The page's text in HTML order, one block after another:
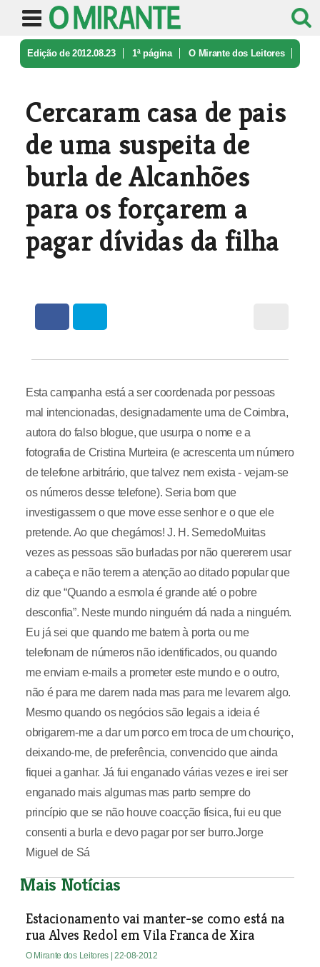
Edição de 2012.08.23 1ª página O Mirante dos Leitores
Cercaram casa de pais
de uma suspeita de
burla de Alcanhões
para os forçarem a
pagar dívidas da filha
Esta campanha está a ser coordenada por pessoas
mal intencionadas, designadamente uma de Coimbra,
autora do falso blogue, que usurpa o nome e a
fotografia de Cristina Murteira (e acrescenta um número
de telefone arbitrário, que talvez nem exista - vejam-se
os números desse telefone). Seria bom que
investigassem o que move esse senhor e o que ele
pretende. Ao que chegámos! J. H. SemedoMuitas
vezes as pessoas são burladas por não quererem usar
a cabeça e não terem a atenção ao ditado popular que
diz que “Quando a esmola é grande até o pobre
desconfia”. Neste mundo ninguém dá nada a ninguém.
Eu já sei que quando me batem à porta ou me
telefonam de números não identificados, ou quando
me enviam e-mails a prometer este mundo e o outro,
não é para me darem nada mas para me levarem algo.
Mesmo quando os negócios são legais a ideia é
obrigarem-me a dar um porco em troca de um chouriço,
deixando-me, de preferência, convencido que ainda
fiquei a ganhar. Já fui enganado várias vezes e irei ser
enganado mais algumas mas parto sempre do
princípio que se não houve coacção física, fui eu que
consenti a burla e devo pagar por ser burro.Jorge
Miguel de Sá
Mais Notícias
Estacionamento vai manter-se como está na
rua Alves Redol em Vila Franca de Xira
O Mirante dos Leitores | 22-08-2012